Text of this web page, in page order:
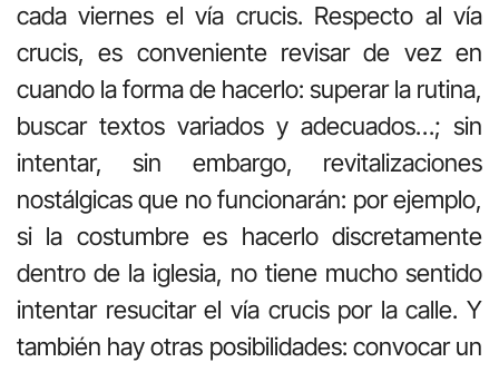
cada viernes el vía crucis. Respecto al vía
crucis, es conveniente revisar de vez en
cuando la forma de hacerlo: superar la rutina,
buscar textos variados y adecuados…; sin
intentar, sin embargo, revitalizaciones
nostálgicas que no funcionarán: por ejemplo,
si la costumbre es hacerlo discretamente
dentro de la iglesia, no tiene mucho sentido
intentar resucitar el vía crucis por la calle. Y
también hay otras posibilidades: convocar un